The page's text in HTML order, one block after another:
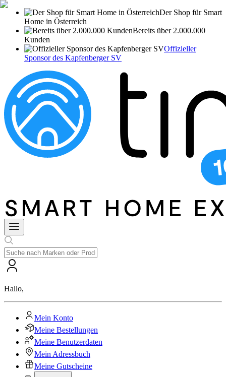
Der Shop für Smart
Home in Österreich
Bereits über 2.000.000
Kunden
Offizieller
Sponsor des Kapfenberger SV
Hallo,
Mein Konto
Meine Bestellungen
Meine Benutzerdaten
Mein Adressbuch
Meine Gutscheine